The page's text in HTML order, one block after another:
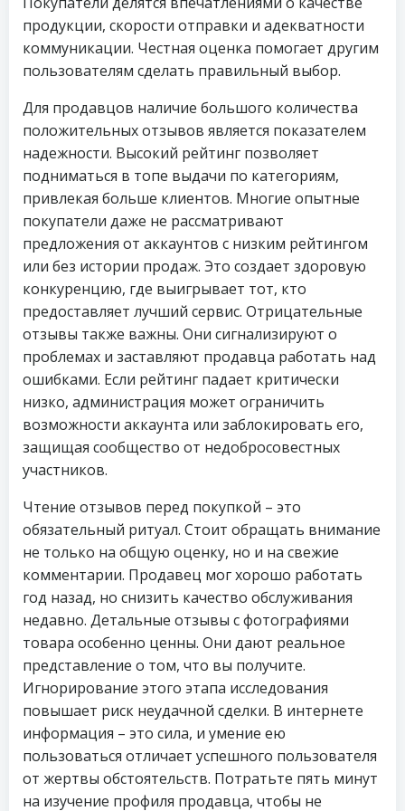
продукции, скорости отправки и адекватности
коммуникации. Честная оценка помогает другим
пользователям сделать правильный выбор.
Для продавцов наличие большого количества
положительных отзывов является показателем
надежности. Высокий рейтинг позволяет
подниматься в топе выдачи по категориям,
привлекая больше клиентов. Многие опытные
покупатели даже не рассматривают
предложения от аккаунтов с низким рейтингом
или без истории продаж. Это создает здоровую
конкуренцию, где выигрывает тот, кто
предоставляет лучший сервис. Отрицательные
отзывы также важны. Они сигнализируют о
проблемах и заставляют продавца работать над
ошибками. Если рейтинг падает критически
низко, администрация может ограничить
возможности аккаунта или заблокировать его,
защищая сообщество от недобросовестных
участников.
Чтение отзывов перед покупкой – это
обязательный ритуал. Стоит обращать внимание
не только на общую оценку, но и на свежие
комментарии. Продавец мог хорошо работать
год назад, но снизить качество обслуживания
недавно. Детальные отзывы с фотографиями
товара особенно ценны. Они дают реальное
представление о том, что вы получите.
Игнорирование этого этапа исследования
повышает риск неудачной сделки. В интернете
информация – это сила, и умение ею
пользоваться отличает успешного пользователя
от жертвы обстоятельств. Потратьте пять минут
на изучение профиля продавца, чтобы не